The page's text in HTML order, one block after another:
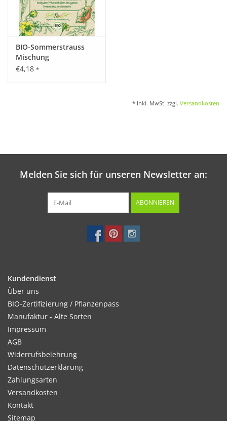
BIO-Sommerstrauss
Mischung
€4,18 *
* Inkl. MwSt. zzgl. Versandkosten
Melden Sie sich für unseren Newsletter an:
ABONNIEREN
Kundendienst
Über uns
BIO-Zertifizierung / Pflanzenpass
Manufaktur - Alte Sorten
Impressum
AGB
Widerrufsbelehrung
Datenschutzerklärung
Zahlungsarten
Versandkosten
Kontakt
Sitemap